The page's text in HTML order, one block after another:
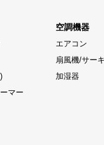
マー
空調機器
エアコン
扇風機/サー
加湿器